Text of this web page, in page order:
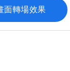
面轉場效果